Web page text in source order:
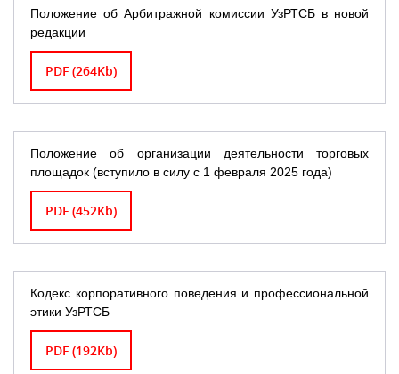
Положение об Арбитражной комиссии УзРТСБ в новой
редакции
PDF (264Kb)
Положение об организации деятельности торговых
площадок (вступило в силу с 1 февраля 2025 года)
PDF (452Kb)
Кодекс корпоративного поведения и профессиональной
этики УзРТСБ
PDF (192Kb)